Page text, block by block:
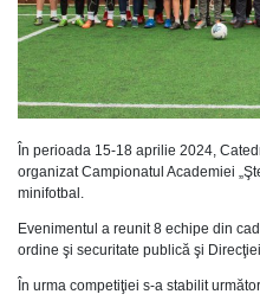
În perioada 15-18 aprilie 2024,
organizat Campionatul Academiei
minifotbal.
Evenimentul a reunit 8 echipe din
ordine şi securitate publică şi Direcţiei
În urma competiţiei s-a stabilit